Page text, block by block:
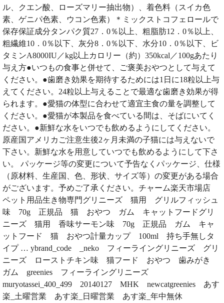
ル、クエン酸、ローズマリー抽出物）、着色料（スイカ色
素、ゲニパ色素、ウコン色素）＊ミックストコフェロールで
保存保証成分タンパク質27．0％以上、粗脂肪12．0％以上、
粗繊維10．0％以下、灰分8．0％以下、水分10．0％以下、ビ
タミンA8000IU／kg以上カロリー（約）350kcal／100gあたり
与え方●いつもの食事と併せて、ご褒美おやつとして与えて
ください。●歯磨き効果を期待するためには1日に18粒以上与
えてください。24粒以上与えることで最適な歯磨き効果が得
られます。●愛猫の体型に合わせて適宜主食の量を調整して
ください。●愛猫が本製品を食べている間は、そばにいてく
ださい。●新鮮な水をいつでも飲めるようにしてください。
原産国アメリカご注意生後2ヶ月未満の子猫には与えないで
下さい。新鮮な水を用意していつでも飲めるようにして下さ
い。 パッケージ等の変更について予告なくパッケージ、仕様
（原材料、生産国、色、形状、サイズ等）の変更がある場合
がございます。予めご了承ください。チャーム楽天市場店
ペット用品生き物専門グリニーズ 猫用 グリルフィッシュ
味 70g 正規品 猫 おやつ ガム キャットフードグリ
ニーズ 猫用 香味サーモン味 70g 正規品 ガム キャ
ットフード 猫 おやつ計量カップ 100ml 持ち手無しタ
イプ … ybrand_code _neko フィーライングリニーズ グリ
ニーズ ローストチキン味 猫フード おやつ 歯みがき
ガム greenies フィーライングリニーズ
muryotassei_400_499 20140127 MHK newcatgreenies あす
楽_土曜営業 あす楽_日曜営業 あす楽_年中無休